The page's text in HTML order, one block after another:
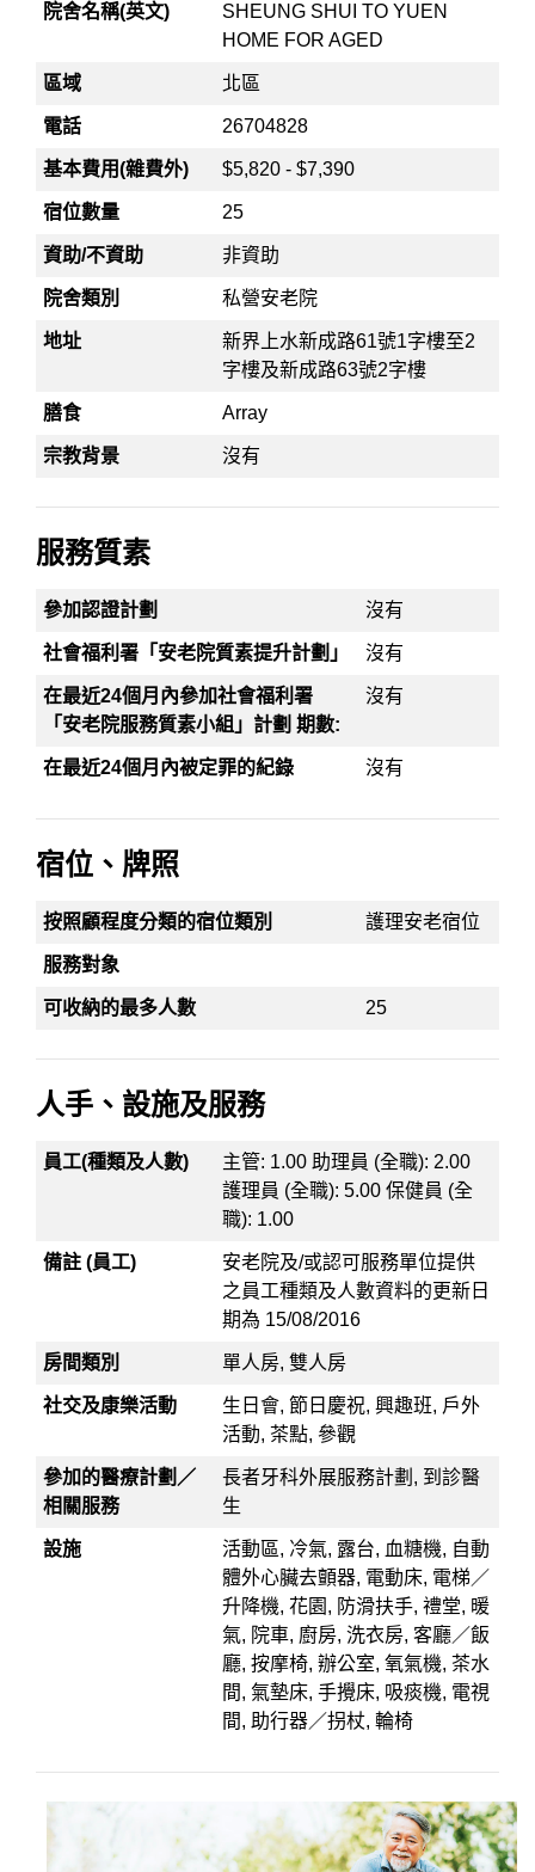
院舍名稱(英文)
SHEUNG SHUI TO YUEN
HOME FOR AGED
區域 北區
電話 26704828
基本費用(雜費外) $5,820 - $7,390
宿位數量 25
資助/不資助 非資助
院舍類別 私營安老院
地址
新界上水新成路61號1字樓至2
字樓及新成路63號2字樓
膳食 Array
宗教背景 沒有
服務質素
參加認證計劃 沒有
社會福利署「安老院質素提升計劃」 沒有
在最近24個月內參加社會福利署
「安老院服務質素小組」計劃 期數:
沒有
在最近24個月內被定罪的紀錄 沒有
宿位、牌照
按照顧程度分類的宿位類別 護理安老宿位
服務對象
可收納的最多人數 25
人手、設施及服務
員工(種類及人數)
主管: 1.00 助理員 (全職): 2.00
護理員 (全職): 5.00 保健員 (全
職): 1.00
備註 (員工)
安老院及/或認可服務單位提供
之員工種類及人數資料的更新日
期為 15/08/2016
房間類別 單人房, 雙人房
社交及康樂活動
生日會, 節日慶祝, 興趣班, 戶外
活動, 茶點, 參觀
參加的醫療計劃／
相關服務
長者牙科外展服務計劃, 到診醫
生
設施
活動區, 冷氣, 露台, 血糖機, 自動
體外心臟去顫器, 電動床, 電梯／
升降機, 花園, 防滑扶手, 禮堂, 暖
氣, 院車, 廚房, 洗衣房, 客廳／飯
廳, 按摩椅, 辦公室, 氧氣機, 茶水
間, 氣墊床, 手攪床, 吸痰機, 電視
間, 助行器／拐杖, 輪椅